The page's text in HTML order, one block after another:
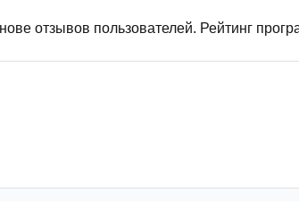
отзывов пользователей. Рейтинг